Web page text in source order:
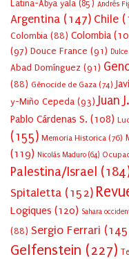
Latina-Abya yala (85) Andrés
Argentina (147) Chile
Colombia (88) Colombia
(97) Douce France (91)
Abad Domínguez (91)
(88) Génocide de Gaza (74)
y-Miño Cepeda (93) Juan
Pablo Cárdenas S. (108)
(155) Memoria Historica (76)
(119) Nicolás Maduro (64)
Palestina/Israel
Spitaletta (152)
Logiques (120) Sahara
(88) Sergio Ferrari
Gelfenstein (227)